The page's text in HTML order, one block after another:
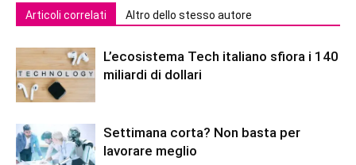
Articoli correlati Altro dello stesso autore
L’ecosistema Tech italiano sfiora i 140
miliardi di dollari
Settimana corta? Non basta per
lavorare meglio